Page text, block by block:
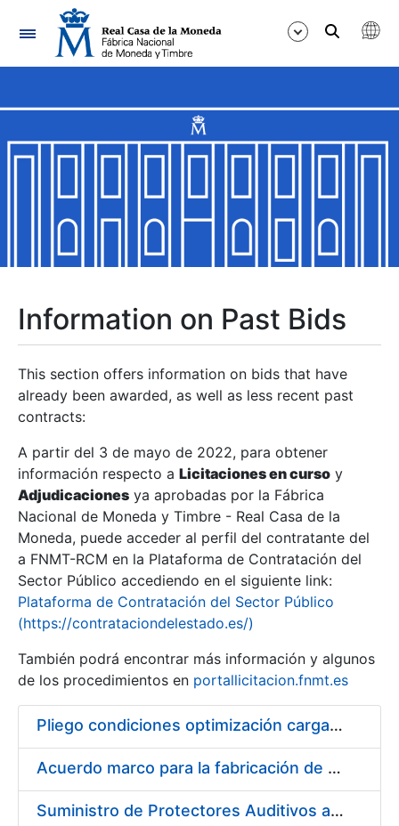
Navigation
Show/Hide
Show/Hide
Show/Hide
Show/Hide
Show/Hide
Show/Hide
Information on Past Bids
This section offers information on bids that have
already been awarded, as well as less recent past
contracts:
A partir del 3 de mayo de 2022, para obtener
información respecto a Licitaciones en curso y
Adjudicaciones ya aprobadas por la Fábrica
Nacional de Moneda y Timbre - Real Casa de la
Moneda, puede acceder al perfil del contratante del
a FNMT-RCM en la Plataforma de Contratación del
Sector Público accediendo en el siguiente link:
Plataforma de Contratación del Sector Público
(https://contrataciondelestado.es/)
También podrá encontrar más información y algunos
de los procedimientos en portallicitacion.fnmt.es
Pliego condiciones optimización cargas compras firmado
Acuerdo marco para la fabricación de piezas
Suministro de Protectores Auditivos a medida para las personas trabajadoras de los Centros de Trabajo de Madrid y Burgos